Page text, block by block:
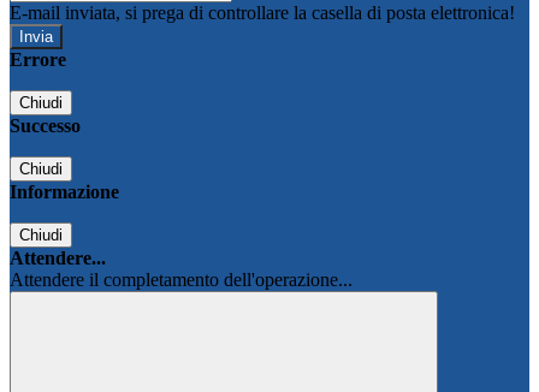
E-mail inviata, si prega di controllare la casella di posta elettronica!
Errore
Chiudi
Successo
Chiudi
Informazione
Chiudi
Attendere...
Attendere il completamento dell'operazione...